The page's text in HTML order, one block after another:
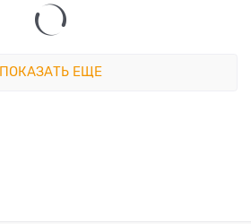
ПОКАЗАТЬ ЕЩЕ